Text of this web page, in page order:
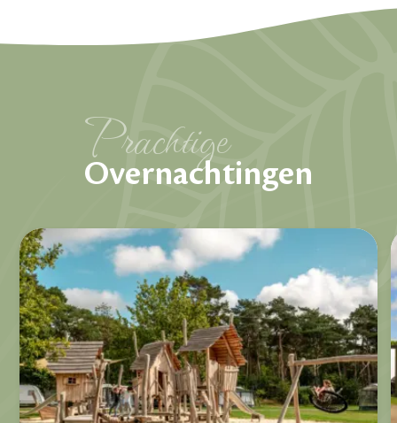
Prachtige
Overnachtingen